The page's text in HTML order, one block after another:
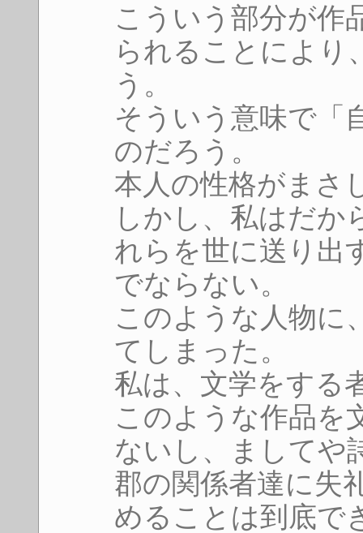
こういう部分が作
られることにより
う。
そういう意味で「
のだろう。
本人の性格がまさ
しかし、私はだか
れらを世に送り出
でならない。
このような人物に
てしまった。
私は、文学をする
このような作品を
ないし、ましてや
郡の関係者達に失
めることは到底で